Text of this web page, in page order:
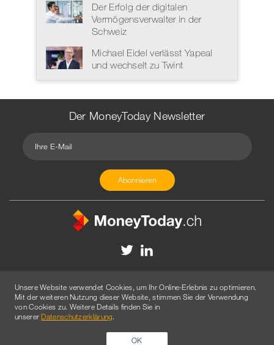
Der Erfolg der digitalen
Vermögensverwalter in der
Schweiz
Michael Eidel verlässt Yapeal
und wechselt zu Twint
Der MoneyToday Newsletter
Disclaimer
Werbung
© 2026 Created byAGENTUR AM WASSER
Unsere Website verwendet Cookies, um Ihr Online-Erlebnis zu optimieren.
Mit der weiteren Nutzung dieser Website, stimmen Sie der Verwendung
von Cookies zu. Weitere Details finden Sie in
unsererDatenschutzerklärung.
OK